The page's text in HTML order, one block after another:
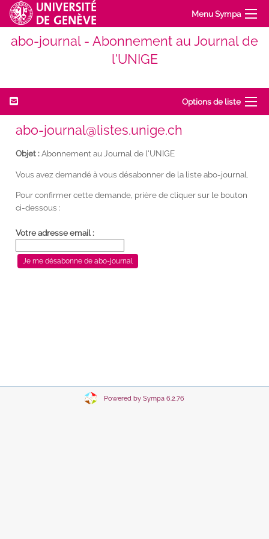
Menu Sympa
abo-journal - Abonnement au Journal de
l'UNIGE
Options de liste
abo-journal@listes.unige.ch
Objet :Abonnement au Journal de l'UNIGE
Vous avez demandé à vous désabonner de la liste abo-journal.
Pour confirmer cette demande, prière de cliquer sur le bouton
ci-dessous :
Votre adresse email :
Powered by Sympa 6.2.76